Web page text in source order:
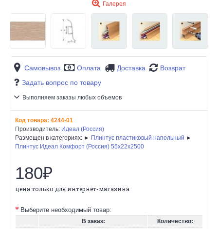
Галерея
Самовывоз Оплата Доставка
Возврат
Задать вопрос по товару
Выполняем заказы любых объемов
Код товара: 4244-01
Производитель: Идеал (Россия)
Размещен в категориях: ► Плинтус пластиковый напольный ►
Плинтус Идеал Комфорт (Россия) 55х22x2500
180₽
цена только для интернет-магазина
Выберите необходимый товар:
В заказ:
Количество: